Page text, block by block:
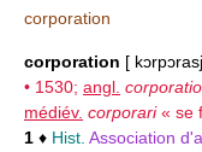
corporation
corporation [
• 1530; angl.
médiév. corporari« se
1 ♦ Hist. Association